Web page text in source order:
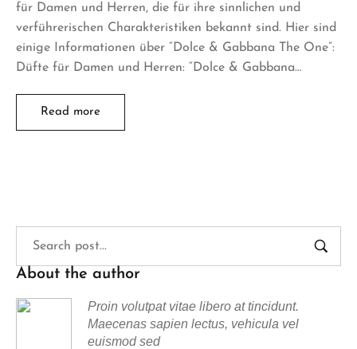
für Damen und Herren, die für ihre sinnlichen und
verführerischen Charakteristiken bekannt sind. Hier sind
einige Informationen über “Dolce & Gabbana The One”:
Düfte für Damen und Herren: “Dolce & Gabbana…
Read more
About the author
Proin volutpat vitae libero at tincidunt.
Maecenas sapien lectus, vehicula vel
euismod sed